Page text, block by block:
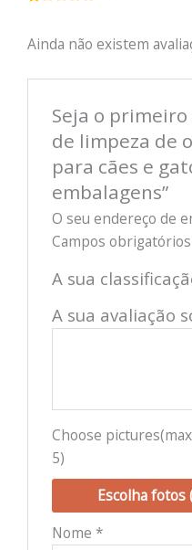
lia
çã
1
Ainda não existem
Seja o
de limpeza de
para cães e
embalagens”
O seu endereço de
Campos
A sua
A sua avaliação
Choose
5)
Escolha fotos
Nome *